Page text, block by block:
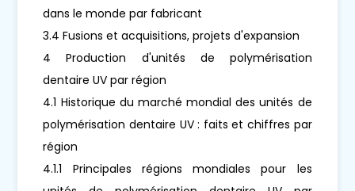
dans le monde par fabricant
3.4 Fusions et acquisitions, projets d'expansion
4 Production d'unités de polymérisation
dentaire UV par région
4.1 Historique du marché mondial des unités de
polymérisation dentaire UV : faits et chiffres par
région
4.1.1 Principales régions mondiales pour les